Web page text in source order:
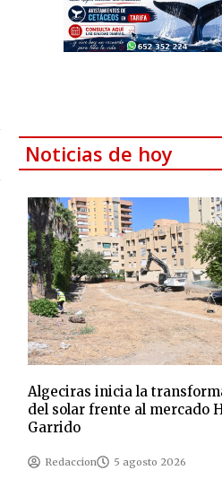
Noticias de hoy
Algeciras inicia la
del solar frente al mercado
Garrido
Redaccion 5 agosto 2026